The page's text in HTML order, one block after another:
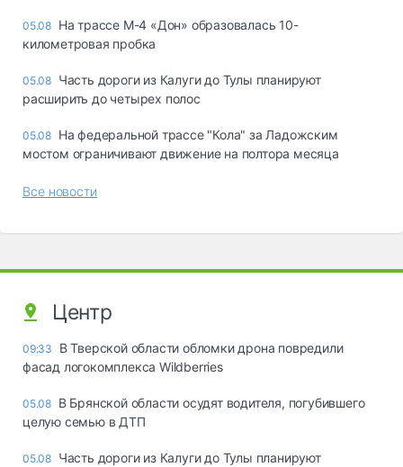
05.08 На трассе М-4 «Дон» образовалась 10-
километровая пробка
05.08 Часть дороги из Калуги до Тулы планируют
расширить до четырех полос
05.08 На федеральной трассе "Кола" за Ладожским
мостом ограничивают движение на полтора месяца
Все новости
Центр
09:33
В Тверской области обломки дрона повредили
фасад логокомплекса Wildberries
05.08 В Брянской области осудят водителя, погубившего
целую семью в ДТП
05.08 Часть дороги из Калуги до Тулы планируют